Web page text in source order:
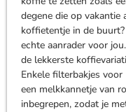
degene die op
koffietentje in de
echte aanrader voor
de lekkerste
Enkele filterbakjes
een melkkannetje van
inbegrepen, zodat je